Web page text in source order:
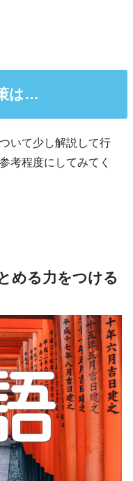
は…
いて少し解説して行
考程度にしてみてく
める力をつける